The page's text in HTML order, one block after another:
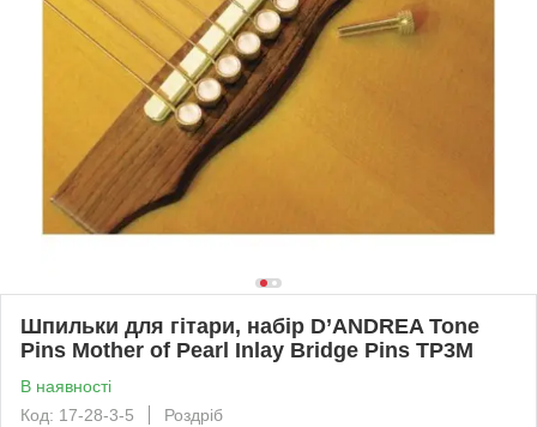
Шпильки для гітари, набір D’ANDREA Tone
Pins Mother of Pearl Inlay Bridge Pins TP3M
В наявності
Код: 17-28-3-5
Роздріб